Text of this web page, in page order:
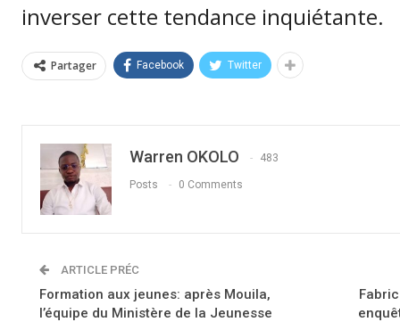
inverser cette tendance inquiétante.
Partager Facebook Twitter
Warren OKOLO 483
Posts 0 Comments
ARTICLE PRÉC
Formation aux jeunes: après Mouila,
l’équipe du Ministère de la Jeunesse